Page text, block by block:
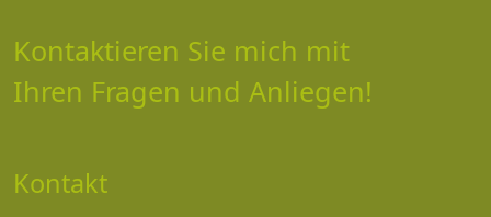
Kontaktieren Sie mich mit
Ihren Fragen und Anliegen!
Kontakt